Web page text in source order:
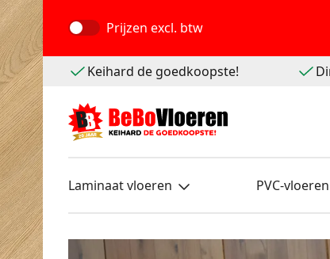
Prijzen excl. btw
Keihard de goedkoopste!
Laminaat vloeren PVC-vloeren